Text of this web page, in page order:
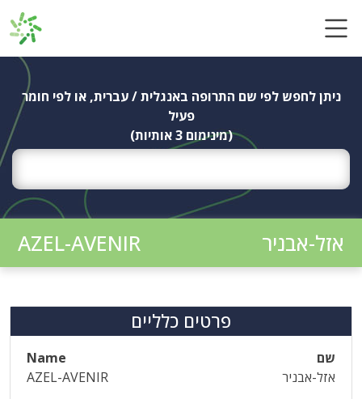
ניתן לחפש לפי שם התרופה באנגלית / עברית, או לפי חומר
פעיל
(מינימום 3 אותיות)
אזל-אבניר AZEL-AVENIR
פרטים כלליים
שם
Name
אזל-אבניר
AZEL-AVENIR